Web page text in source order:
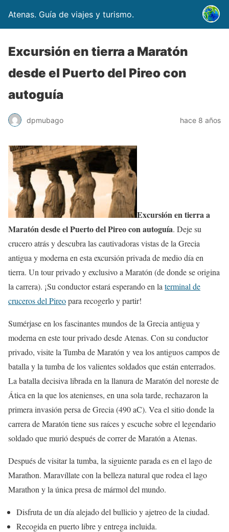
Atenas. Guía de viajes y turismo.
Excursión en tierra a Maratón
desde el Puerto del Pireo con
autoguía
dpmubago hace 8 años
Excursión en tierra a
Maratón desde el Puerto del Pireo con autoguía. Deje su
crucero atrás y descubra las cautivadoras vistas de la Grecia
antigua y moderna en esta excursión privada de medio día en
tierra. Un tour privado y exclusivo a Maratón (de donde se origina
la carrera). ¡Su conductor estará esperando en la terminal de
cruceros del Pireopara recogerlo y partir!
Sumérjase en los fascinantes mundos de la Grecia antigua y
moderna en este tour privado desde Atenas. Con su conductor
privado, visite la Tumba de Maratón y vea los antiguos campos de
batalla y la tumba de los valientes soldados que están enterrados.
La batalla decisiva librada en la llanura de Maratón del noreste de
Ática en la que los atenienses, en una sola tarde, rechazaron la
primera invasión persa de Grecia (490 aC). Vea el sitio donde la
carrera de Maratón tiene sus raíces y escuche sobre el legendario
soldado que murió después de correr de Maratón a Atenas.
Después de visitar la tumba, la siguiente parada es en el lago de
Marathon. Maravíllate con la belleza natural que rodea el lago
Marathon y la única presa de mármol del mundo.
Disfruta de un día alejado del bullicio y ajetreo de la ciudad.
Recogida en puerto libre y entrega incluida.